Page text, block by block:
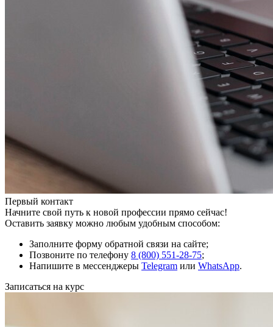
Первый контакт
Начните свой путь к новой профессии прямо сейчас!
Оставить заявку можно любым удобным способом:
Заполните форму обратной связи на сайте;
Позвоните по телефону 8 (800) 551-28-75;
Напишите в мессенджеры Telegram или WhatsApp.
Записаться на курс